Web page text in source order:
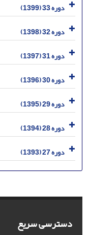
دوره 33 (1399)
دوره 32 (1398)
دوره 31 (1397)
دوره 30 (1396)
دوره 29 (1395)
دوره 28 (1394)
دوره 27 (1393)
دسترسی سریع